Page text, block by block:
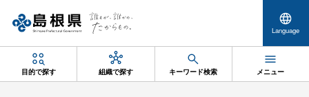
Language
目的で探す 組織で探す キーワード検索 メニュー